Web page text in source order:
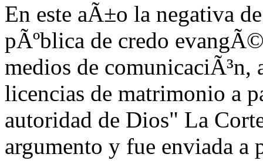
En este aÃ±o la negativa
pÃºblica de credo
medios de comunicaciÃ³n,
licencias de matrimonio a
autoridad de Dios" La
argumento y fue enviada a